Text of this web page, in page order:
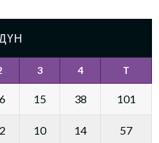
3 4 T
15 38 101
10 14 57